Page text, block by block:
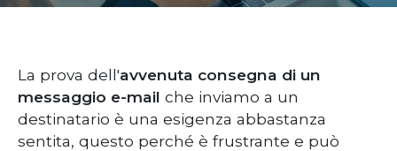
La prova dell'avvenuta consegna di un
messaggio e-mail che inviamo a un
destinatario è una esigenza abbastanza
sentita, questo perché è frustrante e può